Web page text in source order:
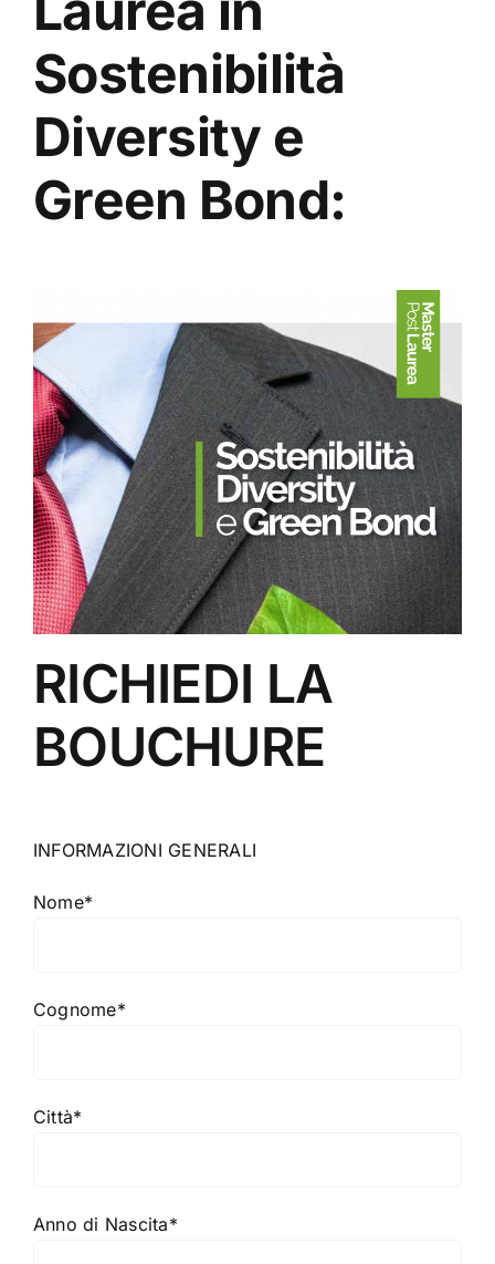
Sostenibilità
Diversity e
Green Bond:
RICHIEDI LA
BOUCHURE
INFORMAZIONI GENERALI
Nome*
Cognome*
Città*
Anno di Nascita*